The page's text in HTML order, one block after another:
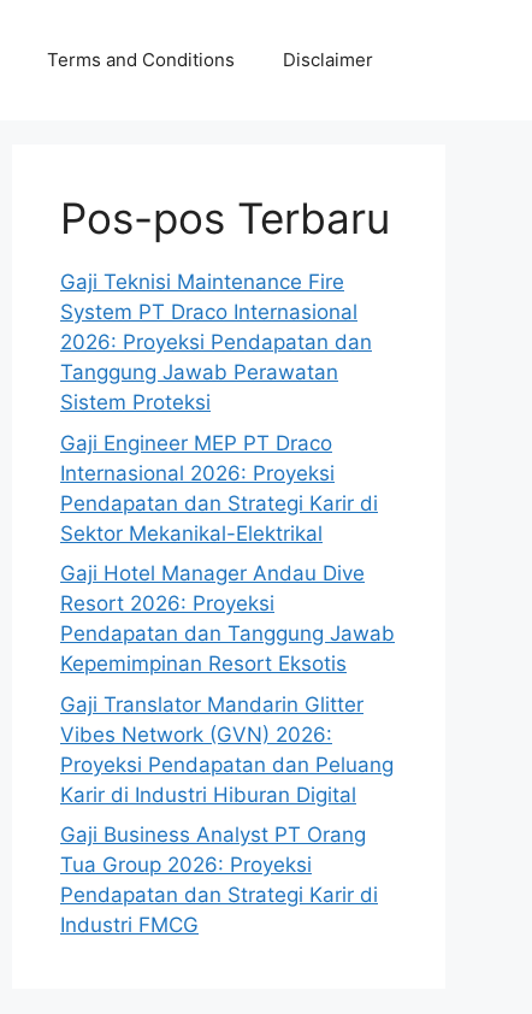
Terms and Conditions Disclaimer
Pos-pos Terbaru
Gaji Teknisi Maintenance Fire
System PT Draco Internasional
2026: Proyeksi Pendapatan dan
Tanggung Jawab Perawatan
Sistem Proteksi
Gaji Engineer MEP PT Draco
Internasional 2026: Proyeksi
Pendapatan dan Strategi Karir di
Sektor Mekanikal-Elektrikal
Gaji Hotel Manager Andau Dive
Resort 2026: Proyeksi
Pendapatan dan Tanggung Jawab
Kepemimpinan Resort Eksotis
Gaji Translator Mandarin Glitter
Vibes Network (GVN) 2026:
Proyeksi Pendapatan dan Peluang
Karir di Industri Hiburan Digital
Gaji Business Analyst PT Orang
Tua Group 2026: Proyeksi
Pendapatan dan Strategi Karir di
Industri FMCG